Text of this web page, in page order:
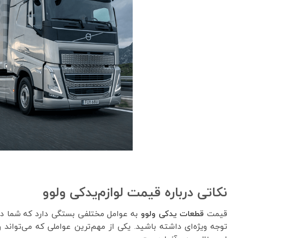
نکاتی درباره قیمت لوازم‌یدکی ولوو
قیمت قطعات یدکی ولوو به عوامل مختلفی بستگی دارد که شما
توجه ویژه‌ای داشته باشید. یکی از مهم‌ترین عواملی که